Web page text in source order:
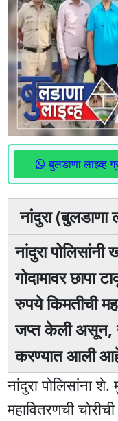
बुलडाणा लाइव्ह
नांदुरा (बुलडाणा
नांदुरा पोलिसांनी
गोदामावर छापा
रुपये किमतीची
जप्त केली असून,
करण्यात आली
नांदुरा पोलिसांना शे.
महावितरणची